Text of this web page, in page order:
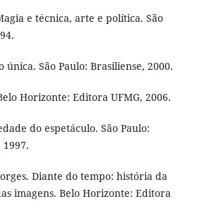
e técnica, arte e política. São
única. São Paulo: Brasiliense, 2000.
Belo Horizonte: Editora UFMG, 2006.
do espetáculo. São Paulo:
Diante do tempo: história da
imagens. Belo Horizonte: Editora